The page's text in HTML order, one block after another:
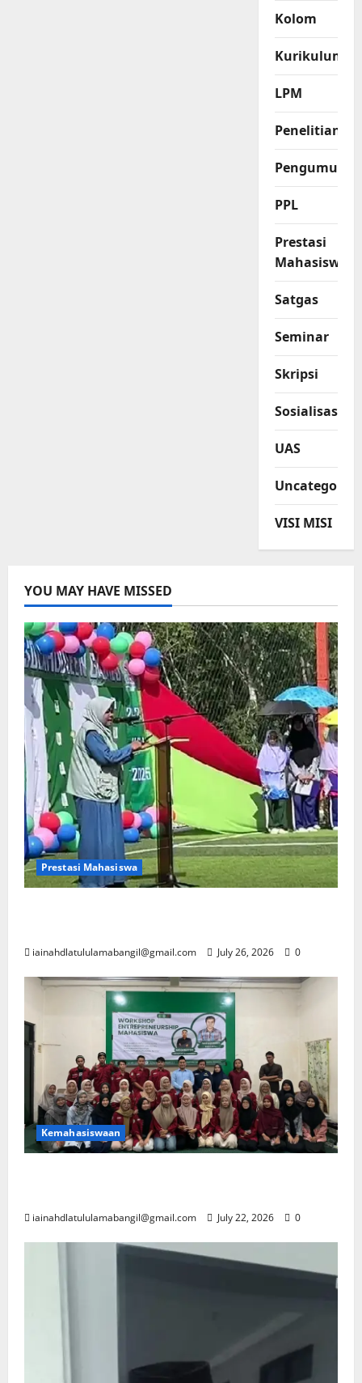
Kolom
Kurikulum
LPM
Penelitian
PPL
Prestasi
Mahasiswa
Satgas
Seminar
Skripsi
Sosialisasi
UAS
VISI MISI
YOU MAY HAVE MISSED
Prestasi Mahasiswa
iainahdlatululamabangil@gmail.com July 26, 2026 0
Kemahasiswaan
iainahdlatululamabangil@gmail.com July 22, 2026 0